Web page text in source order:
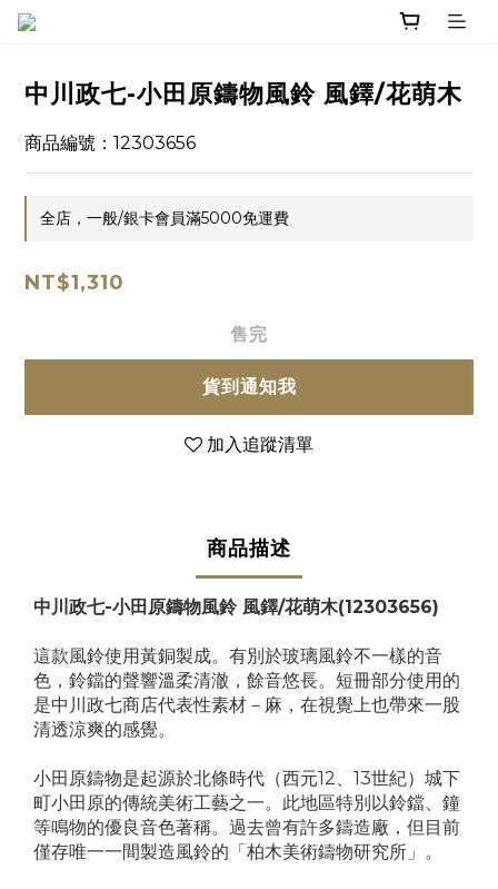
中川政七-小田原鑄物風鈴 風鐸/花萌木
商品編號：12303656
全店，一般/銀卡會員滿5000免運費
NT$1,310
售完
貨到通知我
加入追蹤清單
商品描述
中川政七-小田原鑄物風鈴 風鐸/花萌木(12303656)
這款風鈴使用黃銅製成。有別於玻璃風鈴不一樣的音
色，鈴鐺的聲響溫柔清澈，餘音悠長。短冊部分使用的
是中川政七商店代表性素材－麻，在視覺上也帶來一股
清透涼爽的感覺。
小田原鑄物是起源於北條時代（西元12、13世紀）城下
町小田原的傳統美術工藝之一。此地區特別以鈴鐺、鐘
等鳴物的優良音色著稱。過去曾有許多鑄造廠，但目前
僅存唯一一間製造風鈴的「柏木美術鑄物研究所」。